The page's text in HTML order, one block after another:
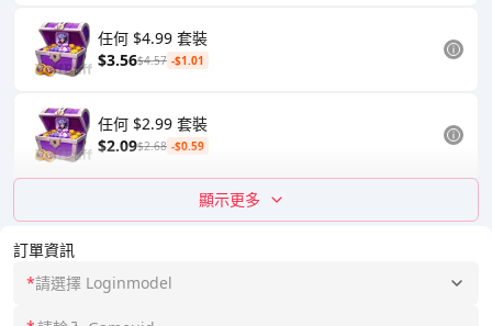
訂單資訊
*請選擇 Loginmodel
任何 $4.99 套裝
$3.56$4.57 -$1.01
任何 $2.99 套裝
$2.09$2.68 -$0.59
顯示更多